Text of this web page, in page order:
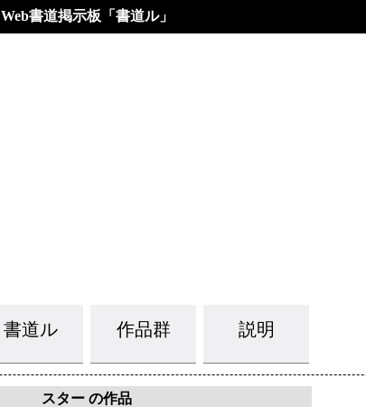
Web書道掲示板「書道ル」
書道ル 作品群 説明
スター の作品